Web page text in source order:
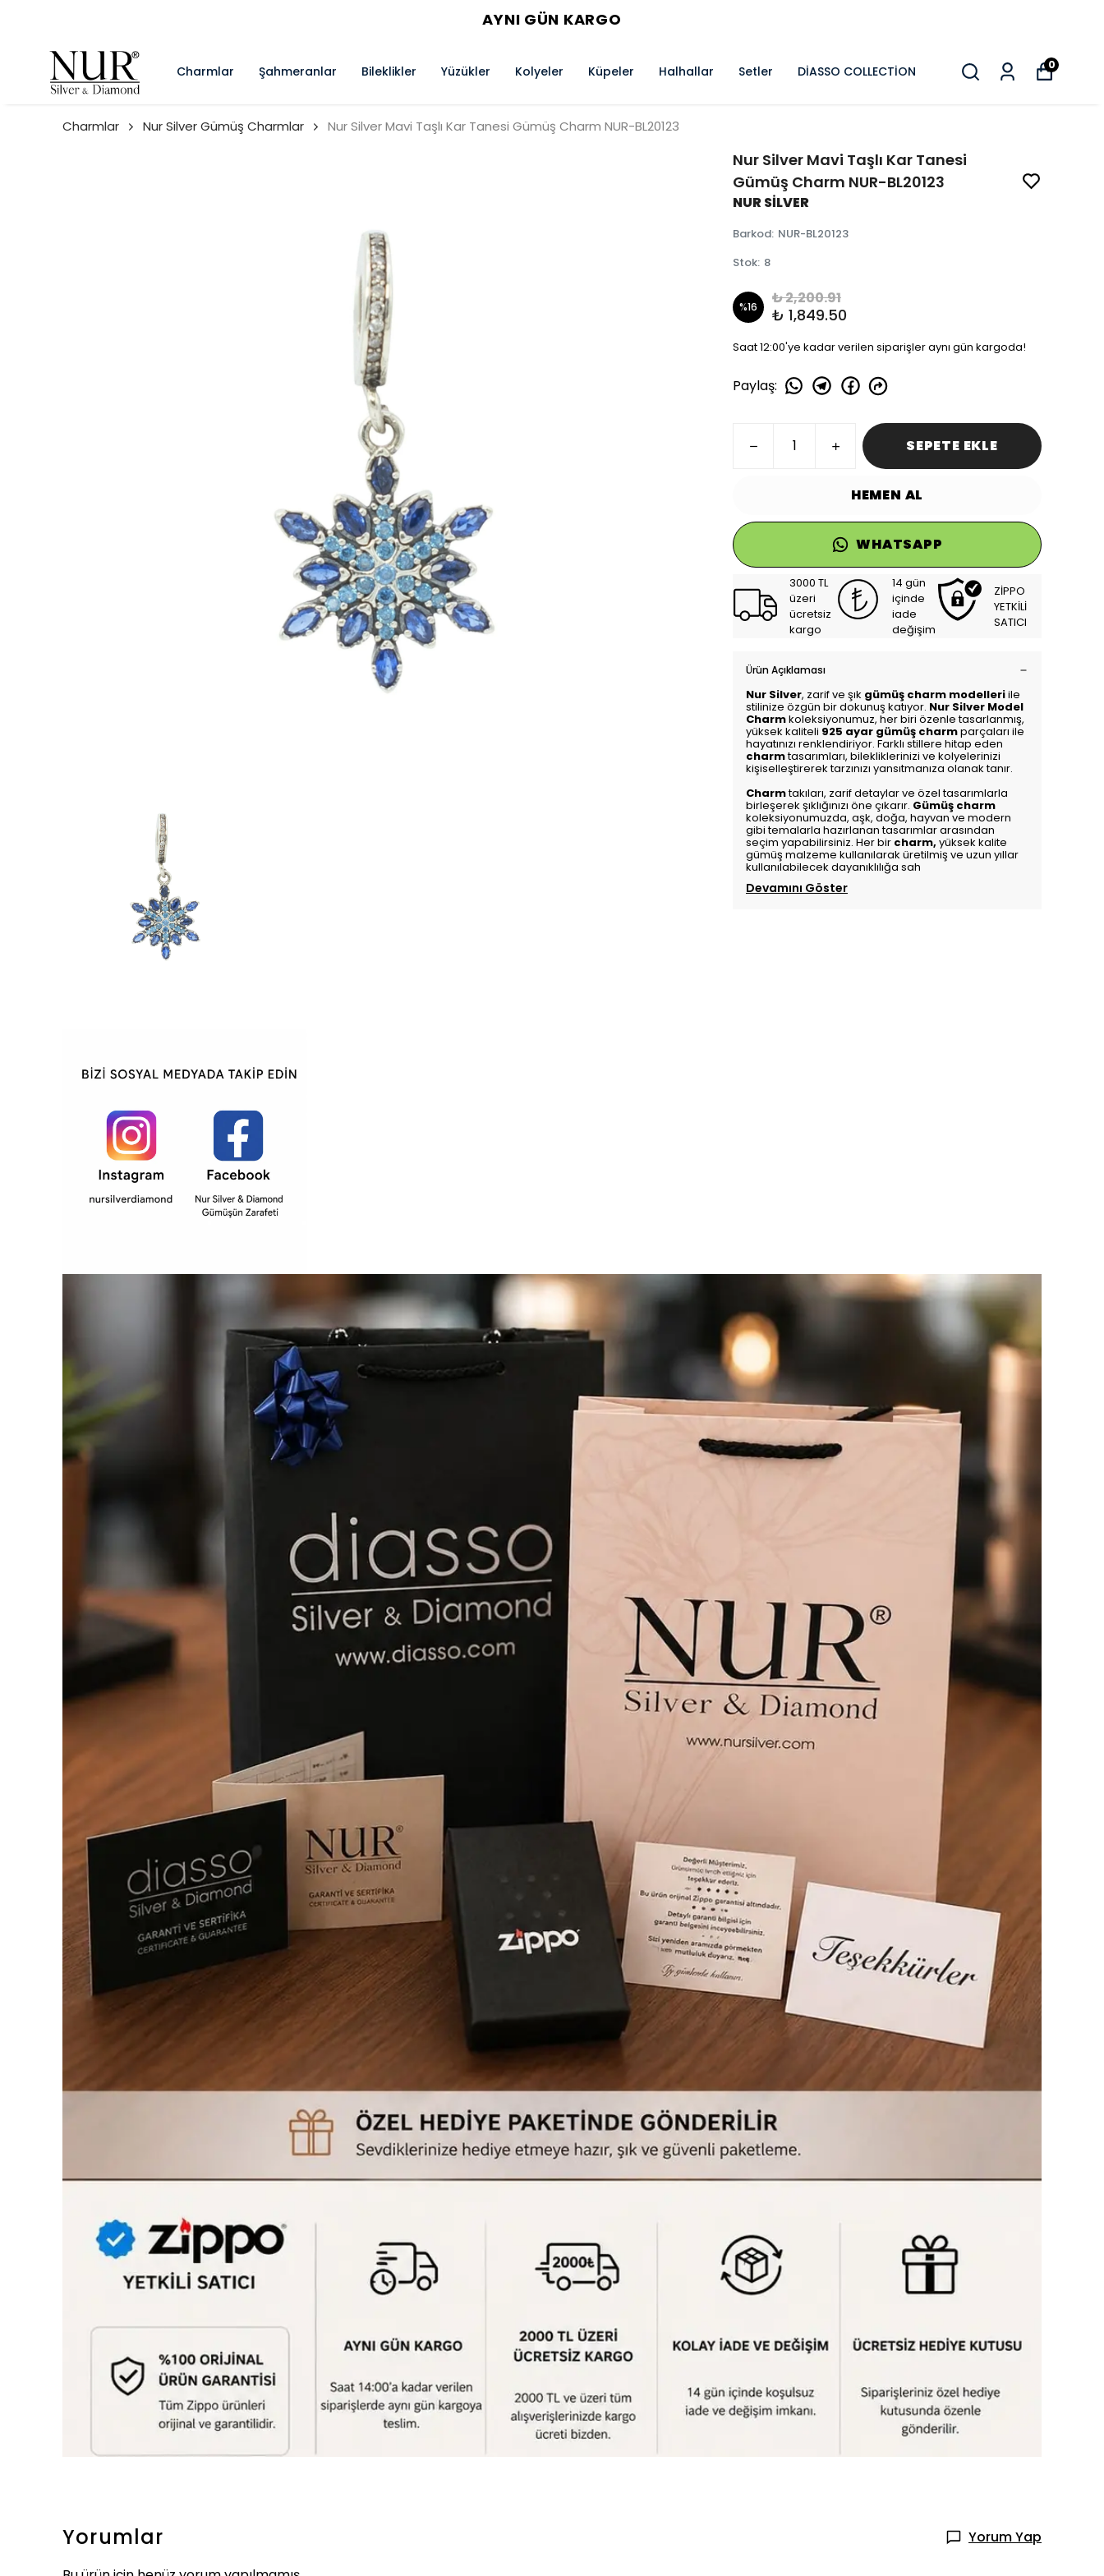
AYNI GÜN KARGO
Charmlar Şahmeranlar Bileklikler Yüzükler Kolyeler Küpeler Halhallar Setler DİASSO COLLECTİON 0
Charmlar Nur Silver Gümüş Charmlar Nur Silver Mavi Taşlı Kar Tanesi Gümüş Charm NUR-BL20123
Nur Silver Mavi Taşlı Kar Tanesi
Gümüş Charm NUR-BL20123
NUR SİLVER
Barkod: NUR-BL20123
Stok: 8
%16 ₺ 2,200.91
₺ 1,849.50
Saat 12:00'ye kadar verilen siparişler aynı gün kargoda!
Paylaş:
SEPETE EKLE
HEMEN AL
WHATSAPP
3000 TL
üzeri
ücretsiz
kargo
14 gün
içinde
iade
değişim
ZİPPO
YETKİLİ
SATICI
Ürün Açıklaması
Nur Silver, zarif ve şık gümüş charm modelleriile
stilinize özgün bir dokunuş katıyor. Nur Silver Model
Charmkoleksiyonumuz, her biri özenle tasarlanmış,
yüksek kaliteli 925 ayar gümüş charmparçaları ile
hayatınızı renklendiriyor. Farklı stillere hitap eden
charmtasarımları, bilekliklerinizi ve kolyelerinizi
kişiselleştirerek tarzınızı yansıtmanıza olanak tanır.
Charmtakıları, zarif detaylar ve özel tasarımlarla
birleşerek şıklığınızı öne çıkarır. Gümüş charm
koleksiyonumuzda, aşk, doğa, hayvan ve modern
gibi temalarla hazırlanan tasarımlar arasından
seçim yapabilirsiniz. Her bir charm, yüksek kalite
gümüş malzeme kullanılarak üretilmiş ve uzun yıllar
kullanılabilecek dayanıklılığa sah
Devamını Göster
Yorumlar
Yorum Yap